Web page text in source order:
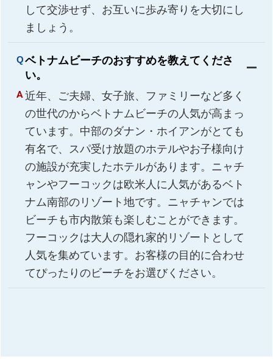
して交渉せず、お互いに歩み寄りを大切にし
ましょう。
ベトナムビーチのおすすめを教えてくださ
い。
近年、ご夫婦、女子旅、ファミリーなど多く
の世代のからベトナムビーチの人気が高まっ
ています。中部のダナン・ホイアンがとても
有名で、スパ受け放題のホテルやお子様向け
の施設が充実したホテルがあります。ニャチ
ャンやフーコックは欧米人に人気があるベト
ナム南部のリゾート地です。ニャチャンでは
ビーチも市内散策も楽しむことができます。
フーコックは大人の隠れ家的リゾートとして
人気を集めています。お客様の目的に合わせ
てぴったりのビーチをお選びください。